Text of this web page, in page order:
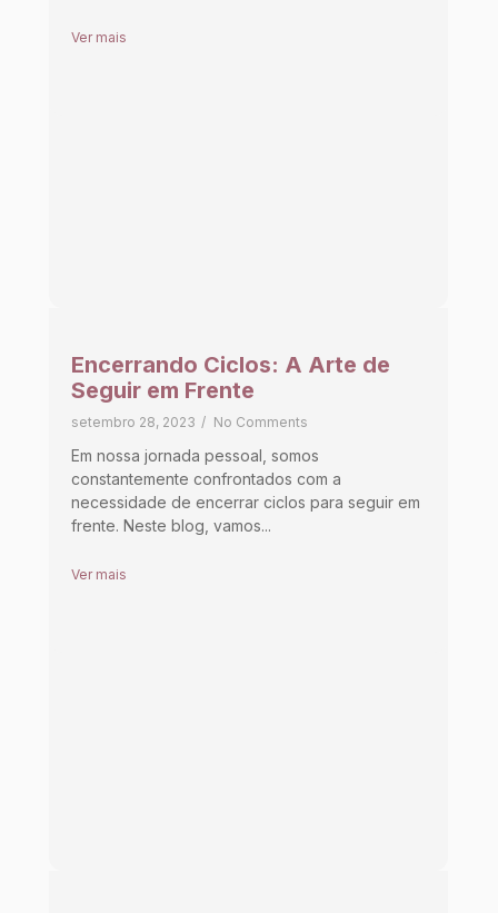
Ver mais
Encerrando Ciclos: A Arte de
Seguir em Frente
setembro 28, 2023 / No Comments
Em nossa jornada pessoal, somos
constantemente confrontados com a
necessidade de encerrar ciclos para seguir em
frente. Neste blog, vamos...
Ver mais